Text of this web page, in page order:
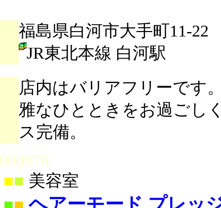
福島県白河市大手町11-22
JR東北本線 白河駅
店内はバリアフリーです
雅なひとときをお過ごし
ス完備。
■ 美容室